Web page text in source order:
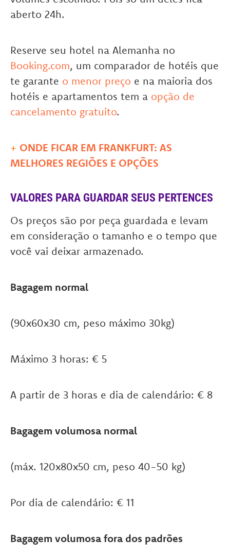
aberto 24h.
Reserve seu hotel na Alemanha no
Booking.com, um comparador de hotéis que
te garante o menor preço e na maioria dos
hotéis e apartamentos tem a opção de
cancelamento gratuito.
+ ONDE FICAR EM FRANKFURT: AS
MELHORES REGIÕES E OPÇÕES
VALORES PARA GUARDAR SEUS PERTENCES
Os preços são por peça guardada e levam
em consideração o tamanho e o tempo que
você vai deixar armazenado.
Bagagem normal
(90x60x30 cm, peso máximo 30kg)
Máximo 3 horas: € 5
A partir de 3 horas e dia de calendário: € 8
Bagagem volumosa normal
(máx. 120x80x50 cm, peso 40-50 kg)
Por dia de calendário: € 11
Bagagem volumosa fora dos padrões